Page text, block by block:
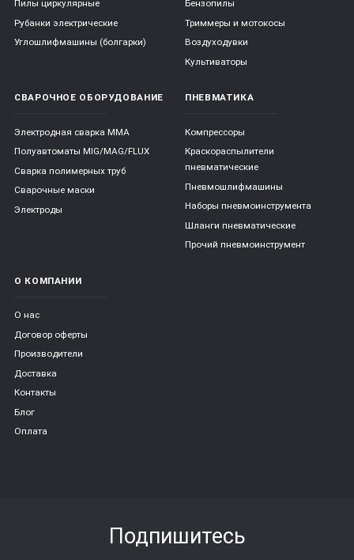
Пилы циркулярные
Рубанки электрические
Углошлифмашины (болгарки)
Бензопилы
Триммеры и мотокосы
Воздуходувки
Культиваторы
СВАРОЧНОЕ ОБОРУДОВАНИЕ
Электродная сварка ММА
Полуавтоматы MIG/MAG/FLUX
Сварка полимерных труб
Сварочные маски
Электроды
ПНЕВМАТИКА
Компрессоры
Краскораспылители
пневматические
Пневмошлифмашины
Наборы пневмоинструмента
Шланги пневматические
Прочий пневмоинструмент
О КОМПАНИИ
О нас
Договор оферты
Производители
Доставка
Контакты
Блог
Оплата
Подпишитесь